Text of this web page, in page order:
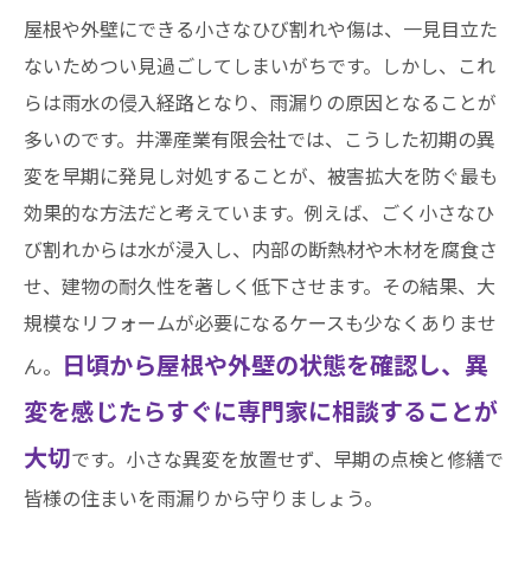
は？
雨漏り修理の費用とリフォームの選択肢を比較
する
住宅の劣化を防ぐための長期的なメンテナンス
計画とは
まとめ
井澤産業有限会社│ 熱田区・南区・瑞穂区・港
区・中川区など名古屋市内および愛知県での施
工実績はこちら
屋根や外壁にできる小さなひび割れや傷は、一見目立た
ないためつい見過ごしてしまいがちです。しかし、これ
らは雨水の侵入経路となり、雨漏りの原因となることが
多いのです。井澤産業有限会社では、こうした初期の異
変を早期に発見し対処することが、被害拡大を防ぐ最も
効果的な方法だと考えています。例えば、ごく小さなひ
び割れからは水が浸入し、内部の断熱材や木材を腐食さ
せ、建物の耐久性を著しく低下させます。その結果、大
規模なリフォームが必要になるケースも少なくありませ
ん。 日頃から屋根や外壁の状態を確認し、異
変を感じたらすぐに専門家に相談することが
大切です。小さな異変を放置せず、早期の点検と修繕で
皆様の住まいを雨漏りから守りましょう。